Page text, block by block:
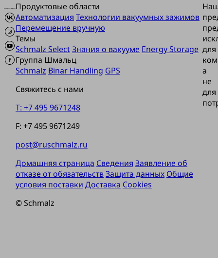
Продуктовые области
Автоматизация Технологии вакуумных зажимов
Перемещение вручную
Темы
Schmalz SelectЗнания о вакууме Energy Storage
Группа Шмальц
Schmalz Binar Handling GPS
Свяжитесь с нами
T: +7 495 9671248
F: +7 495 9671249
post@ruschmalz.ru
для
а
не
для
Домашняя страница Сведения Заявление об
отказе от обязательствЗащита данных Общие
условия поставки Доставка Cookies
© Schmalz